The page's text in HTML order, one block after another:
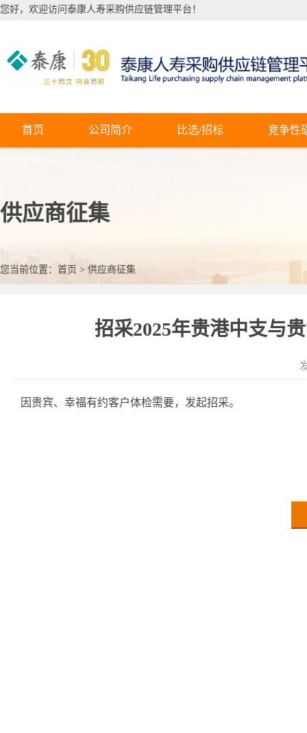
您好，欢迎访问泰康人寿采购供应链管理平台！
首页 公司简介 比选/招标 竞争性
供应商征集
您当前位置： 首页 > 供应商征集
招采2025年贵港中支与
因贵宾、幸福有约客户体检需要，发起招采。